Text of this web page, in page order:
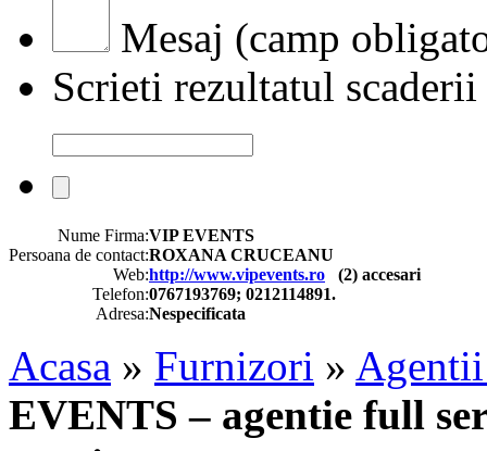
Mesaj (camp
Scrieti rezultatul scaderii
Nume Firma:VIP EVENTS
Persoana de contact:ROXANA CRUCEANU
Web:http://www.vipevents.ro (2) accesari
Telefon:0767193769; 0212114891.
Adresa:Nespecificata
Acasa » Furnizori »
EVENTS – agentie full